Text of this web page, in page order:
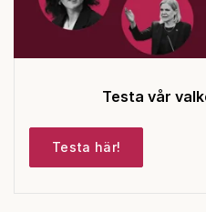
Testa vår
Testa här!